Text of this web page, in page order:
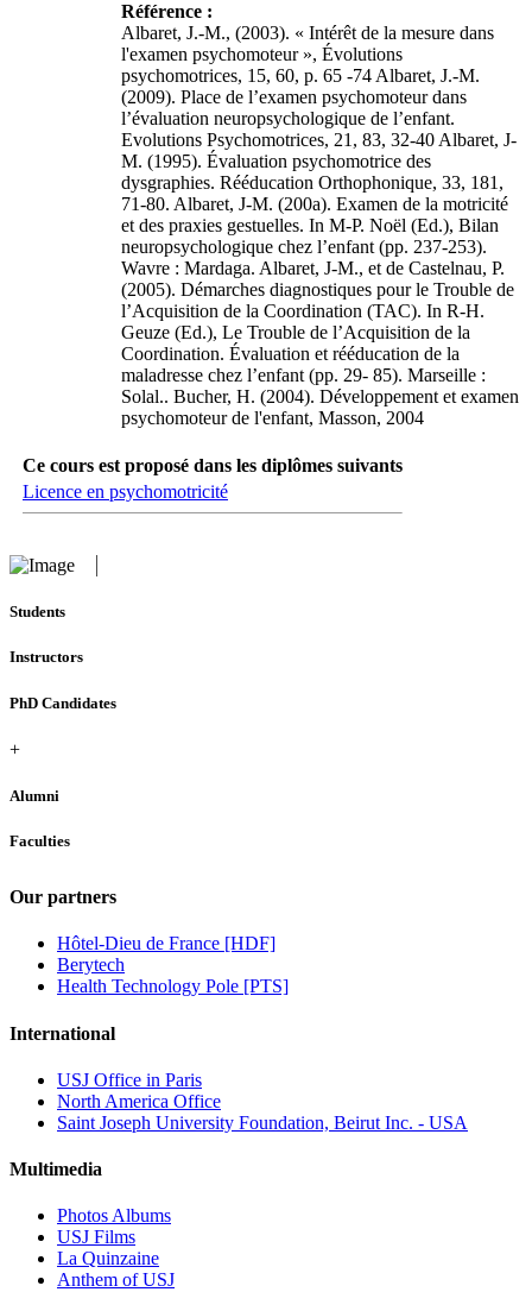
Référence :
Albaret, J.-M., (2003). « Intérêt de la mesure dans
l'examen psychomoteur », Évolutions
psychomotrices, 15, 60, p. 65 -74 Albaret, J.-M.
(2009). Place de l’examen psychomoteur dans
l’évaluation neuropsychologique de l’enfant.
Evolutions Psychomotrices, 21, 83, 32-40 Albaret, J-
M. (1995). Évaluation psychomotrice des
dysgraphies. Rééducation Orthophonique, 33, 181,
71-80. Albaret, J-M. (200a). Examen de la motricité
et des praxies gestuelles. In M-P. Noël (Ed.), Bilan
neuropsychologique chez l’enfant (pp. 237-253).
Wavre : Mardaga. Albaret, J-M., et de Castelnau, P.
(2005). Démarches diagnostiques pour le Trouble de
l’Acquisition de la Coordination (TAC). In R-H.
Geuze (Ed.), Le Trouble de l’Acquisition de la
Coordination. Évaluation et rééducation de la
maladresse chez l’enfant (pp. 29- 85). Marseille :
Solal.. Bucher, H. (2004). Développement et examen
psychomoteur de l'enfant, Masson, 2004
Ce cours est proposé dans les diplômes suivants
Licence en psychomotricité
Students
Instructors
PhD Candidates
+
Alumni
Faculties
Our partners
Hôtel-Dieu de France [HDF]
Berytech
Health Technology Pole [PTS]
International
USJ Office in Paris
North America Office
Saint Joseph University Foundation, Beirut Inc. - USA
Multimedia
Photos Albums
USJ Films
La Quinzaine
Anthem of USJ